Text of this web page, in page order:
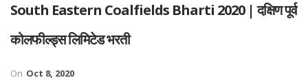
South Eastern Coalfields Bharti 2020 | दक्षिण पूर्व
कोलफील्ड्स लिमिटेड भरती
On Oct 8, 2020